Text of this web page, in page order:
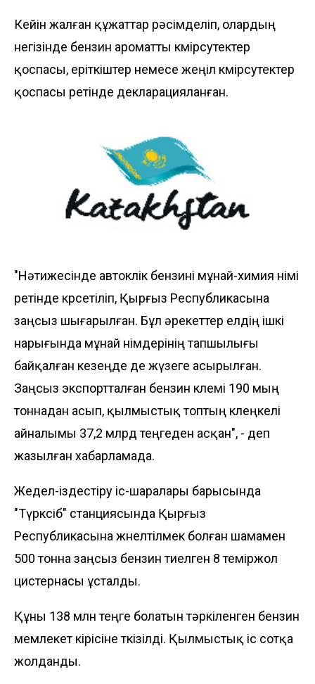
Кейін жалған құжаттар рәсімделіп, олардың
негізінде бензин ароматты көмірсутектер
қоспасы, еріткіштер немесе жеңіл көмірсутектер
қоспасы ретінде декларацияланған.
"Нәтижесінде автокөлік бензині мұнай-химия өнімі
ретінде көрсетіліп, Қырғыз Республикасына
заңсыз шығарылған. Бұл әрекеттер елдің ішкі
нарығында мұнай өнімдерінің тапшылығы
байқалған кезеңде де жүзеге асырылған.
Заңсыз экспортталған бензин көлемі 190 мың
тоннадан асып, қылмыстық топтың көлеңкелі
айналымы 37,2 млрд теңгеден асқан", - деп
жазылған хабарламада.
Жедел-іздестіру іс-шаралары барысында
"Түрксіб" станциясында Қырғыз
Республикасына жөнелтілмек болған шамамен
500 тонна заңсыз бензин тиелген 8 теміржол
цистернасы ұсталды.
Құны 138 млн теңге болатын тәркіленген бензин
мемлекет кірісіне өткізілді. Қылмыстық іс сотқа
жолданды.